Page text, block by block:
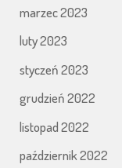
marzec 2023
luty 2023
styczeń 2023
grudzień 2022
listopad 2022
październik 2022